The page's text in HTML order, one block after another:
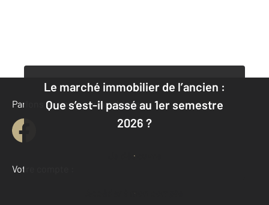
Le marché immobilier de l’ancien :
Que s’est-il passé au 1er semestre
2026 ?
Je découvre
Parlons de vous, parlons biens
Votre compte :
Accéder à mon compte